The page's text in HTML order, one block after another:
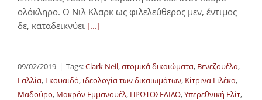
ολόκληρο. Ο Νιλ Κλαρκ ως φιλελεύθερος μεν, έντιμος
δε, καταδεικνύει [...]
09/02/2019 | Tags:Clark Neil,ατομικά δικαιώματα, Βενεζουέλα,
Γαλλία, Γκουαϊδό, ιδεολογία των δικαιωμάτων, Κίτρινα Γιλέκα,
Μαδούρο, Μακρόν Εμμανουέλ, ΠΡΩΤΟΣΕΛΙΔΟ,Υπερεθνική Ελίτ,